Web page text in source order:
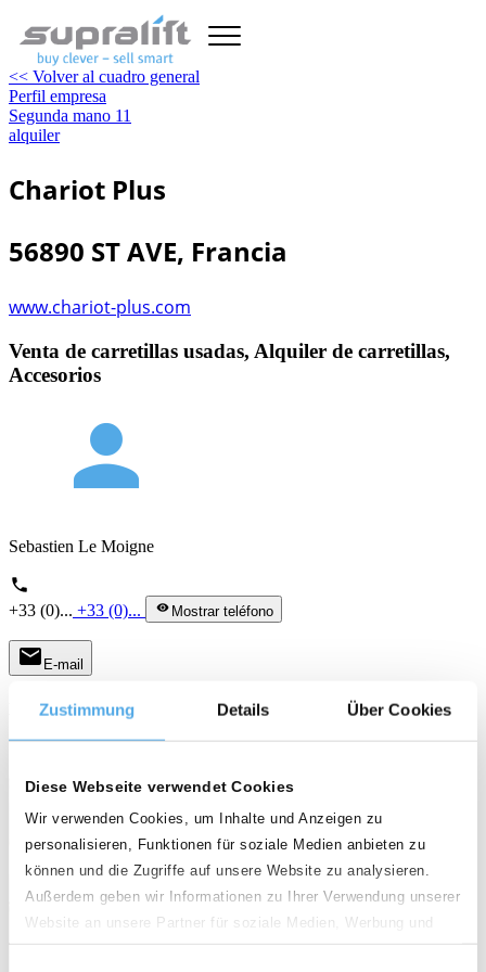
Zustimmung Details Über Cookies
Diese Webseite verwendet Cookies
Wir verwenden Cookies, um Inhalte und Anzeigen zu
personalisieren, Funktionen für soziale Medien anbieten zu
können und die Zugriffe auf unsere Website zu analysieren.
Außerdem geben wir Informationen zu Ihrer Verwendung unserer
Website an unsere Partner für soziale Medien, Werbung und
Analysen weiter. Unsere Partner führen diese Informationen
<< Volver al cuadro general
Perfil empresa
Segunda mano 11
alquiler
Chariot Plus
56890 ST AVE, Francia
www.chariot-plus.com
Venta de carretillas usadas, Alquiler de carretillas,
Accesorios
person
Sebastien Le Moigne
phone
+33 (0)... +33 (0)... visibility Mostrar teléfono
mail E-mail
LOCATION COURTE DUREE